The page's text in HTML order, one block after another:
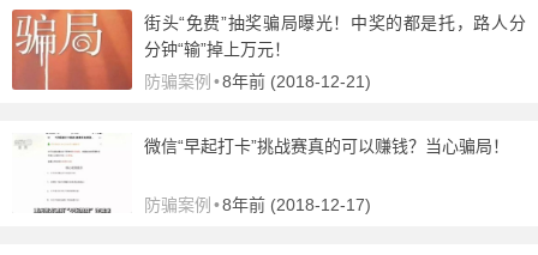
街头“免费”抽奖骗局曝光！中奖的都是托，路人分
分钟“输”掉上万元！
防骗案例 •8年前 (2018-12-21)
微信“早起打卡”挑战赛真的可以赚钱？当心骗局！
防骗案例 •8年前 (2018-12-17)